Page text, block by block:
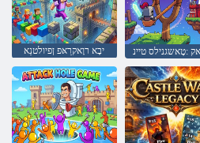
יבָא רוָאקרַאּפ ןפיולטנַא